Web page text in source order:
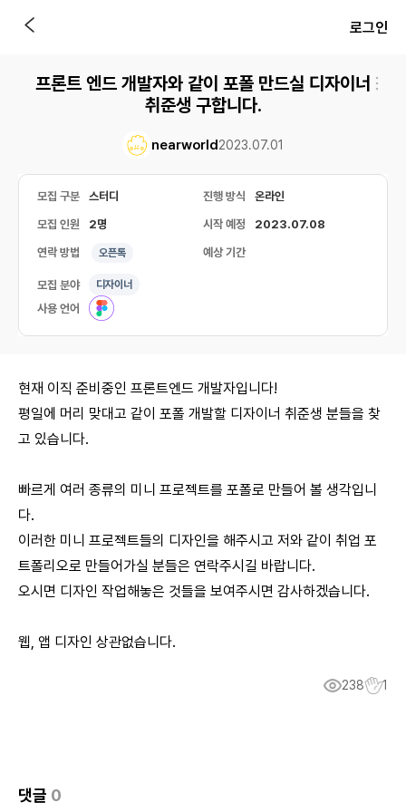
로그인
프론트 엔드 개발자와 같이 포폴 만드실 디자이너
취준생 구합니다.
nearworld2023.07.01
모집 구분 스터디 진행 방식 온라인
모집 인원 2명 시작 예정 2023.07.08
연락 방법 오픈톡 예상 기간
모집 분야 디자이너
사용 언어
현재 이직 준비중인 프론트엔드 개발자입니다!
평일에 머리 맞대고 같이 포폴 개발할 디자이너 취준생 분들을 찾
고 있습니다.
빠르게 여러 종류의 미니 프로젝트를 포폴로 만들어 볼 생각입니
다.
이러한 미니 프로젝트들의 디자인을 해주시고 저와 같이 취업 포
트폴리오로 만들어가실 분들은 연락주시길 바랍니다.
오시면 디자인 작업해놓은 것들을 보여주시면 감사하겠습니다.
웹, 앱 디자인 상관없습니다.
238 1
댓글 0